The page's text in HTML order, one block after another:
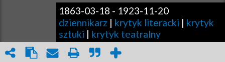
1863-03-18 - 1923-11-20
dziennikarz | krytyk literacki | krytyk
sztuki | krytyk teatralny